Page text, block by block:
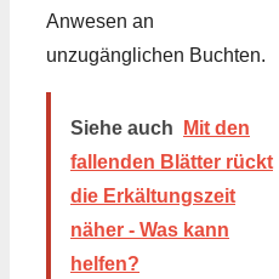
Anwesen an
unzugänglichen Buchten.
Siehe auch
Mit den
fallenden Blätter rückt
die Erkältungszeit
näher - Was kann
helfen?